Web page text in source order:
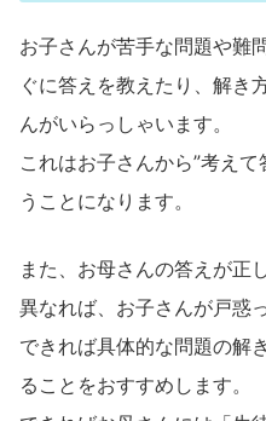
お子さんが苦手な問題や難
ぐに答えを教えたり、解き
んがいらっしゃいます。
これはお子さんから”考え
うことになります。
また、お母さんの答えが正
異なれば、お子さんが戸惑
できれば具体的な問題の解
ることをおすすめします。